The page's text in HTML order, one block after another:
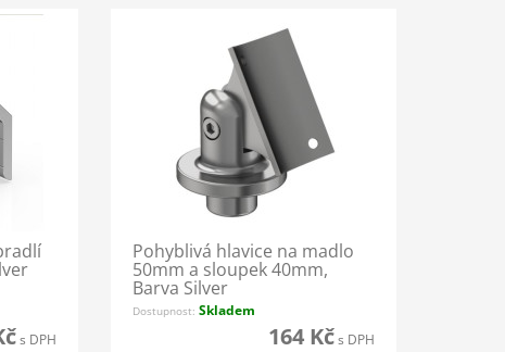
s DPH
Pohyblivá hlavice na madlo
50mm a sloupek 40mm,
Barva Silver
Dostupnost: Skladem
164 Kčs DPH